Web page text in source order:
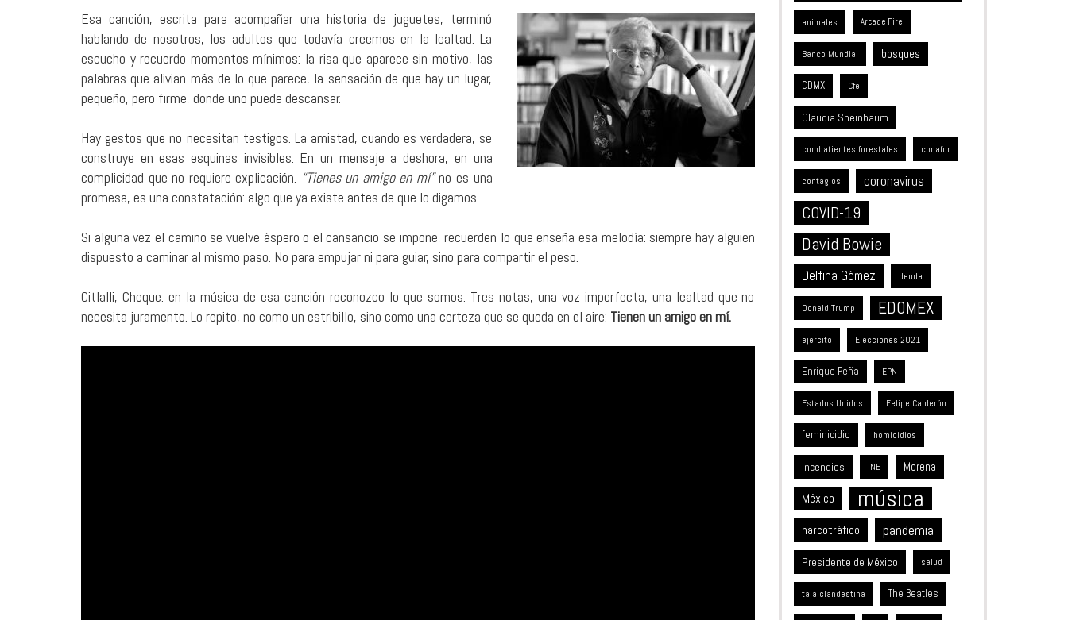
Esa canción, escrita para acompañar una historia de juguetes, terminó
hablando de nosotros, los adultos que todavía creemos en la lealtad. La
escucho y recuerdo momentos mínimos: la risa que aparece sin motivo, las
palabras que alivian más de lo que parece, la sensación de que hay un lugar,
pequeño, pero firme, donde uno puede descansar.
Hay gestos que no necesitan testigos. La amistad, cuando es verdadera, se
construye en esas esquinas invisibles. En un mensaje a deshora, en una
complicidad que no requiere explicación. “Tienes un amigo en mí”no es una
promesa, es una constatación: algo que ya existe antes de que lo digamos.
Si alguna vez el camino se vuelve áspero o el cansancio se impone, recuerden lo que enseña esa melodía: siempre hay alguien
dispuesto a caminar al mismo paso. No para empujar ni para guiar, sino para compartir el peso.
Citlalli, Cheque: en la música de esa canción reconozco lo que somos. Tres notas, una voz imperfecta, una lealtad que no
necesita juramento. Lo repito, no como un estribillo, sino como una certeza que se queda en el aire: Tienen un amigo en mí.
animales Arcade Fire
Banco Mundial bosques
CDMX Cfe
Claudia Sheinbaum
combatientes forestales conafor
contagios coronavirus
COVID-19
David Bowie
Delfina Gómez deuda
Donald Trump EDOMEX
ejército Elecciones 2021
Enrique Peña EPN
Estados Unidos Felipe Calderón
feminicidio homicidios
Incendios INE Morena
México música
narcotráfico pandemia
Presidente de México salud
tala clandestina The Beatles